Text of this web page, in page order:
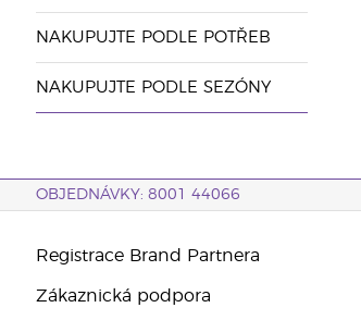
NAKUPUJTE PODLE POTŘEB
NAKUPUJTE PODLE SEZÓNY
OBJEDNÁVKY: 8001 44066
Registrace Brand Partnera
Zákaznická podpora